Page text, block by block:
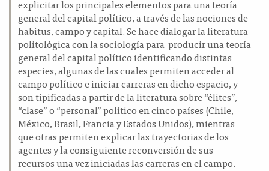
explicitar los principales elementos para una teoría
general del capital político, a través de las nociones de
habitus, campo y capital. Se hace dialogar la literatura
politológica con la sociología para producir una teoría
general del capital político identificando distintas
especies, algunas de las cuales permiten acceder al
campo político e iniciar carreras en dicho espacio, y
son tipificadas a partir de la literatura sobre “élites”,
“clase” o “personal” político en cinco países (Chile,
México, Brasil, Francia y Estados Unidos), mientras
que otras permiten explicar las trayectorias de los
agentes y la consiguiente reconversión de sus
recursos una vez iniciadas las carreras en el campo.